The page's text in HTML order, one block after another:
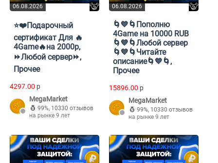
06.08.2026
⭐❤️Подарочный
сертификат Для 🔥
4Game🔥на 2000р,
⏩Любой сервер⏩,
Прочее
4297.00 p
MegaMarket
99%, 10330 отзывов
на рынке 9 лет
06.08.2026
🌀💙🌀Пополню
4Game на 10000 RUB
🌀💙🌀Любой сервер
🌀💙🌀Читайте
описание🌀💙🌀,
Прочее
15896.00 p
MegaMarket
99%, 10330 отзывов
на рынке 9 лет